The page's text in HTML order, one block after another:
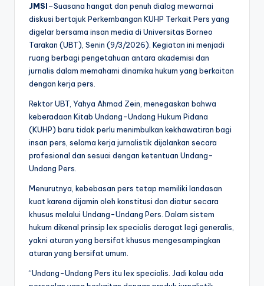
JMSI–Suasana hangat dan penuh dialog mewarnai
diskusi bertajuk Perkembangan KUHP Terkait Pers yang
digelar bersama insan media di Universitas Borneo
Tarakan (UBT), Senin (9/3/2026). Kegiatan ini menjadi
ruang berbagi pengetahuan antara akademisi dan
jurnalis dalam memahami dinamika hukum yang berkaitan
dengan kerja pers.
Rektor UBT, Yahya Ahmad Zein, menegaskan bahwa
keberadaan Kitab Undang-Undang Hukum Pidana
(KUHP) baru tidak perlu menimbulkan kekhawatiran bagi
insan pers, selama kerja jurnalistik dijalankan secara
profesional dan sesuai dengan ketentuan Undang-
Undang Pers.
Menurutnya, kebebasan pers tetap memiliki landasan
kuat karena dijamin oleh konstitusi dan diatur secara
khusus melalui Undang-Undang Pers. Dalam sistem
hukum dikenal prinsip lex specialis derogat legi generalis,
yakni aturan yang bersifat khusus mengesampingkan
aturan yang bersifat umum.
“Undang-Undang Pers itu lex specialis. Jadi kalau ada